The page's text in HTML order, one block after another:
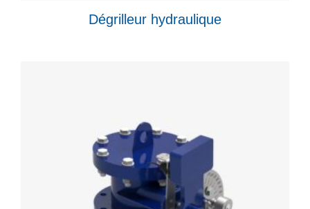
Dégrilleur hydraulique